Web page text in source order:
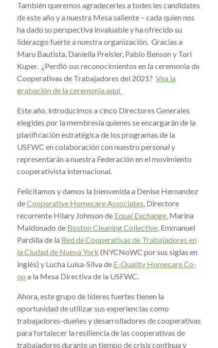
También queremos agradecerles a todes les candidates
de este año y a nuestra Mesa saliente – cada quien nos
ha dado su perspectiva invaluable y ha ofrecido su
liderazgo fuerte a nuestra organización. Gracias a
Maru Bautista, Daniella Preisler, Pablo Benson y Tori
Kuper. ¿Perdió sus reconocimientos en la ceremonia de
Cooperativas de Trabajadores del 2021? Vea la
grabación de la ceremonia aquí
Este año, introducimos a cinco Directores Generales
elegides por la membresía quienes se encargarán de la
planificación estratégica de los programas de la
USFWC en colaboración con nuestro personal y
representarán a nuestra Federación en el movimiento
cooperativista internacional.
Felicitamos y damos la bienvenida a Denise Hernandez
deCooperative Homecare Associates, Directore
recurrente Hilary Johnson de Equal Exchange, Marina
Maldonado de Boston Cleaning Collective, Emmanuel
Pardilla de la Red de Cooperativas de Trabajadores en
la Ciudad de Nueva York (NYCNoWC por sus siglas en
inglés) y Lucha Luisa-Silva de E-Quality Homecare Co-
op a la Mesa Directiva de la USFWC.
Ahora, este grupo de líderes fuertes tienen la
oportunidad de utilizar sus experiencias como
trabajadores-dueñes y desarrolladores de cooperativas
para fortalecer la resiliencia de las cooperativas de
trabajadores durante un tiempo de crisis continua y